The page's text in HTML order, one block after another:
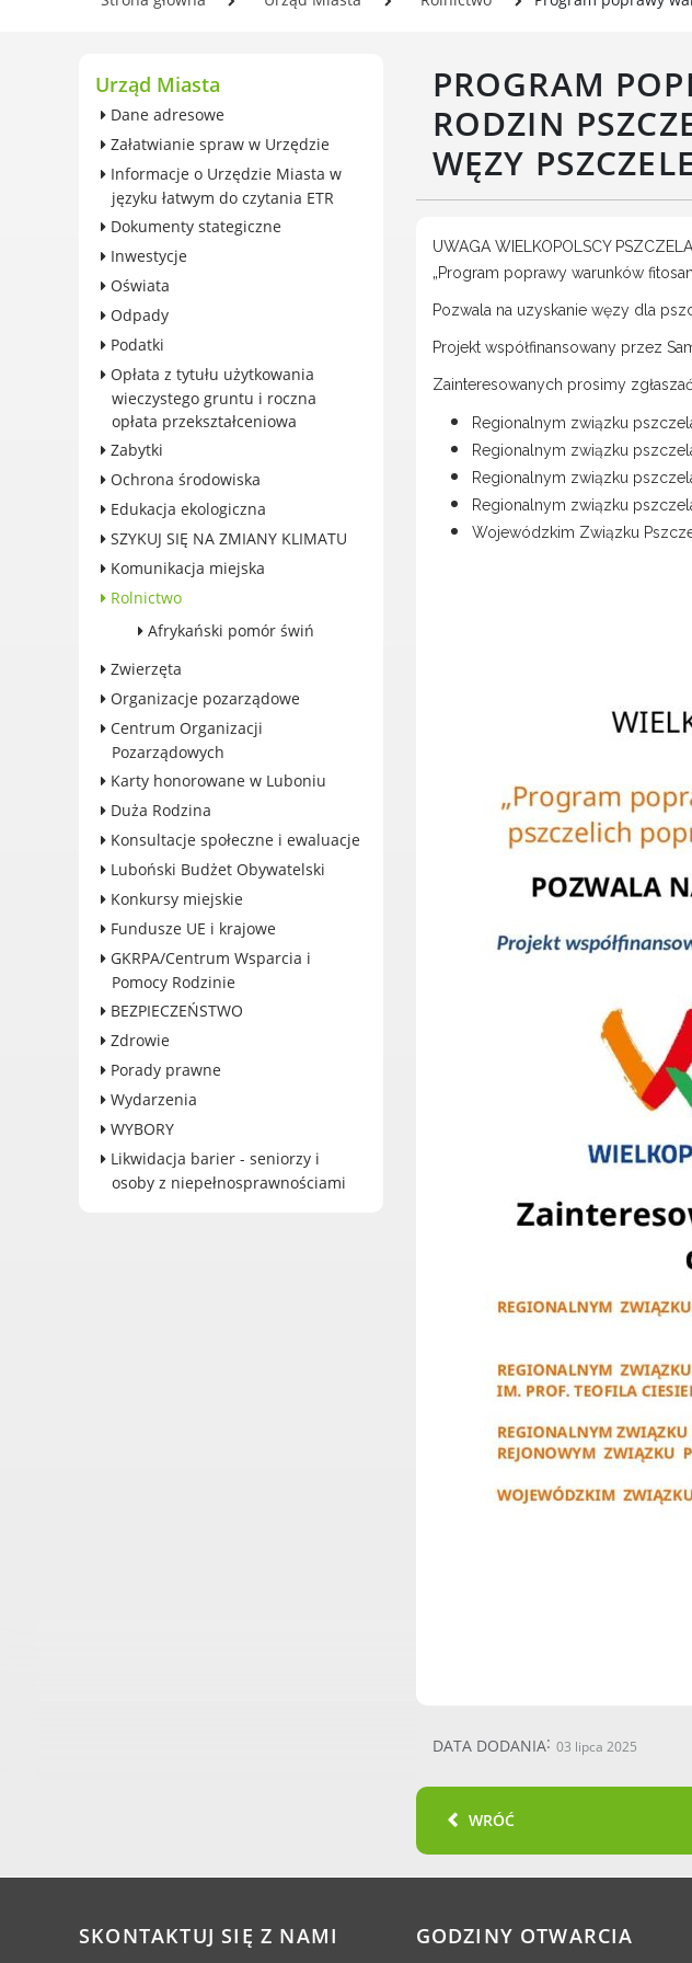
wieczystego gruntu i roczna
Ochrona środowiska
Edukacja ekologiczna
SZYKUJ SIĘ NA ZMIANY
KLIMATU
Komunikacja miejska
Rolnictwo
Zwierzęta
Organizacje pozarządowe
Centrum Organizacji
Pozarządowych
Karty honorowane w Luboniu
Duża Rodzina
Konsultacje społeczne i
ewaluacje
Luboński Budżet Obywatelski
Konkursy miejskie
Fundusze UE i krajowe
GKRPA/Centrum Wsparcia i
Pomocy Rodzinie
BEZPIECZEŃSTWO
Zdrowie
Porady prawne
Wydarzenia
WYBORY
Likwidacja barier - seniorzy i
osoby z
Serwisy mapowe
Ogłoszenia o pracę
Plaża Miejska przy ul.
w Luboniu
KONTAKT
Dane adresowe, wydziały i
sprawy
PROGRAM
RODZIN
WĘZY
UWAGA WIELKOPOLSCY
„Program poprawy warunków
Pozwala na uzyskanie węzy dla
Projekt współfinansowany przez
Zainteresowanych prosimy
Regionalnym związku
Regionalnym związku
Regionalnym związku
Regionalnym związku
Wojewódzkim Związku
DATA DODANIA 03 lipca 2025
WRÓĆ
Urząd Miasta
Dane adresowe
Załatwianie spraw w Urzędzie
Informacje o Urzędzie Miasta w
języku łatwym do czytania ETR
Dokumenty stategiczne
Inwestycje
Oświata
Odpady
Podatki
Opłata z tytułu użytkowania
wieczystego gruntu i roczna
opłata przekształceniowa
Zabytki
Ochrona środowiska
Edukacja ekologiczna
SZYKUJ SIĘ NA ZMIANY KLIMATU
Komunikacja miejska
Rolnictwo
Afrykański pomór świń
Zwierzęta
Organizacje pozarządowe
Centrum Organizacji
Pozarządowych
Karty honorowane w Luboniu
Duża Rodzina
Konsultacje społeczne i ewaluacje
Luboński Budżet Obywatelski
Konkursy miejskie
Fundusze UE i krajowe
GKRPA/Centrum Wsparcia i
Pomocy Rodzinie
BEZPIECZEŃSTWO
Zdrowie
Porady prawne
Wydarzenia
WYBORY
Likwidacja barier - seniorzy i
osoby z niepełnosprawnościami
SKONTAKTUJ SIĘ Z NAMI GODZINY OTWARCIA